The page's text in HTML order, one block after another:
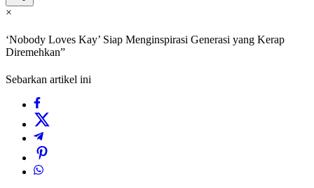
×
‘Nobody Loves Kay’ Siap Menginspirasi Generasi yang Kerap
Diremehkan”
Sebarkan artikel ini